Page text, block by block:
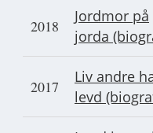
2018
Jordmor på
jorda
2017
Liv andre
levd